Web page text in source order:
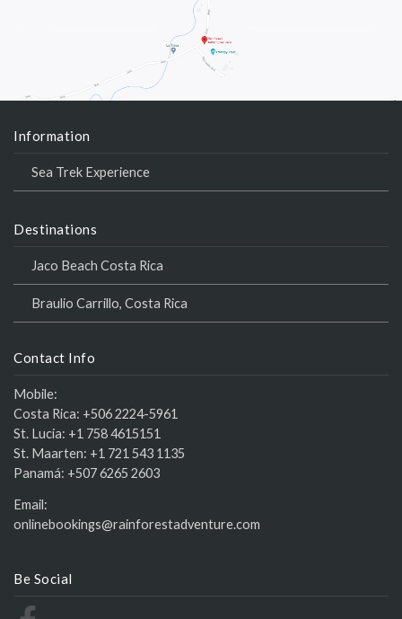
Information
Sea Trek Experience
Destinations
Jaco Beach Costa Rica
Braulio Carrillo, Costa Rica
Contact Info
Mobile:
Costa Rica: +506 2224-5961
St. Lucia: +1 758 4615151
St. Maarten: +1 721 543 1135
Panamá: +507 6265 2603
Email:
onlinebookings@rainforestadventure.com
Be Social